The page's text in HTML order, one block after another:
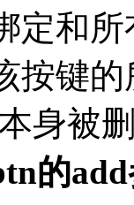
定和
按键
身被
的add